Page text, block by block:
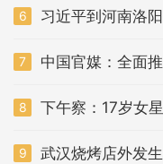
6 习近平到河南洛
7 中国官媒：全面
8 下午察：17岁女
9 武汉烧烤店外发